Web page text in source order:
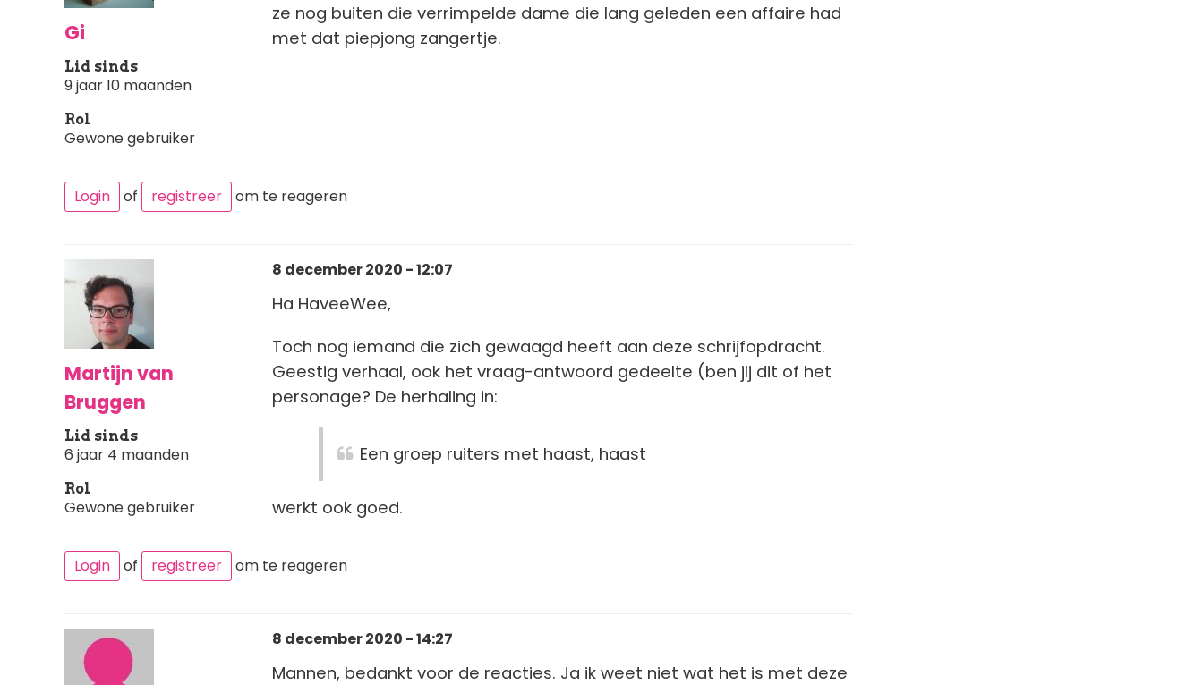
Gi
Lid sinds
9 jaar 10 maanden
Rol
Gewone gebruiker
ze nog buiten die verrimpelde dame die lang geleden een affaire had
met dat piepjong zangertje.
Login of registreer om te reageren
Martijn van
Bruggen
Lid sinds
6 jaar 4 maanden
Rol
Gewone gebruiker
8 december 2020 - 12:07
Ha HaveeWee,
Toch nog iemand die zich gewaagd heeft aan deze schrijfopdracht.
Geestig verhaal, ook het vraag-antwoord gedeelte (ben jij dit of het
personage? De herhaling in:
Een groep ruiters met haast, haast
werkt ook goed.
Login of registreer om te reageren
8 december 2020 - 14:27
Mannen, bedankt voor de reacties. Ja ik weet niet wat het is met deze